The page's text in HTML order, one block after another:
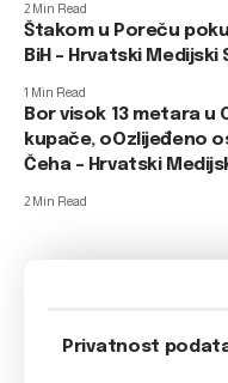
2 Min Read
Štakom u Poreču
BiH – Hrvatski Medijski
1 Min Read
Bor visok 13 metara u
kupače, oOzlijeđeno
Čeha – Hrvatski
2 Min Read
Privatnost